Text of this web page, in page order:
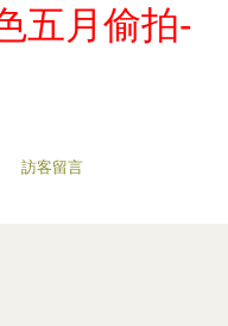
五月偷拍-
訪客留言